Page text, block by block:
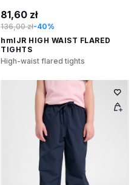
81,60 zł
136,00 zł-40%
hmlJR HIGH WAIST FLARED
TIGHTS
High-waist flared tights